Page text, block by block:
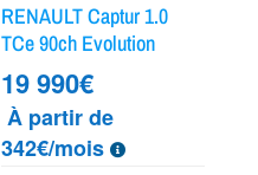
RENAULT Captur 1.0
TCe 90ch Evolution
19 990€
À partir de
342€/mois